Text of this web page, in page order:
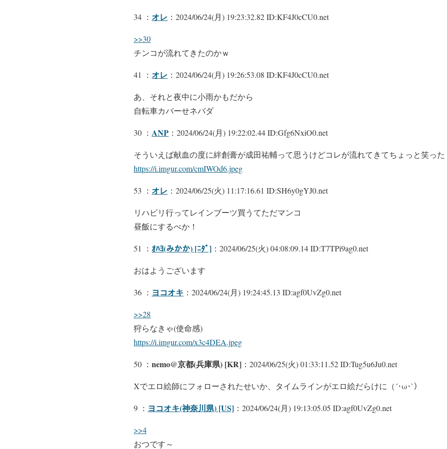
34 ： オレ ：2024/06/24(月) 19:23:32.82 ID:KF4J0cCU0.net
>>30
チンコが流れてきたのかｗ
41 ： オレ ：2024/06/24(月) 19:26:53.08 ID:KF4J0cCU0.net
あ、それと夜中に小雨かもだから
自転車カバーせネバダ
30 ： ANP ：2024/06/24(月) 19:22:02.44 ID:Gfg6NxiO0.net
そういえば献血の度に絆創膏が成田祐輔って思うけどコレが流れてきてちょっと笑った
https://i.imgur.com/cmIWOd6.jpeg
53 ： オレ ：2024/06/25(火) 11:17:16.61 ID:SH6y0gYJ0.net
リハビリ行ってレインブーツ買うてただマンコ
昼飯にするべか！
51 ： ｵﾊﾖ(みかか) [ﾆﾀﾞ] ：2024/06/25(火) 04:08:09.14 ID:T7TPi9ag0.net
おはようございます
36 ： ヨコオキ ：2024/06/24(月) 19:24:45.13 ID:agf0UvZg0.net
>>28
狩らなきゃ(使命感)
https://i.imgur.com/x3c4DEA.jpeg
50 ： nemo@京都(兵庫県) [KR] ：2024/06/25(火) 01:33:11.52 ID:Tug5u6Ju0.net
Xでエロ絵師にフォローされたせいか、タイムラインがエロ絵だらけに（´･ω･`）
9 ： ヨコオキ(神奈川県) [US] ：2024/06/24(月) 19:13:05.05 ID:agf0UvZg0.net
>>4
おつです～